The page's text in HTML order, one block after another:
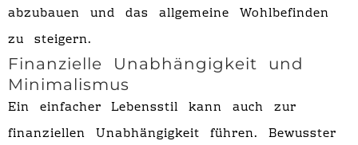
abzubauen und das allgemeine Wohlbefinden
zu steigern.
Finanzielle Unabhängigkeit und
Minimalismus
Ein einfacher Lebensstil kann auch zur
finanziellen Unabhängigkeit führen. Bewusster